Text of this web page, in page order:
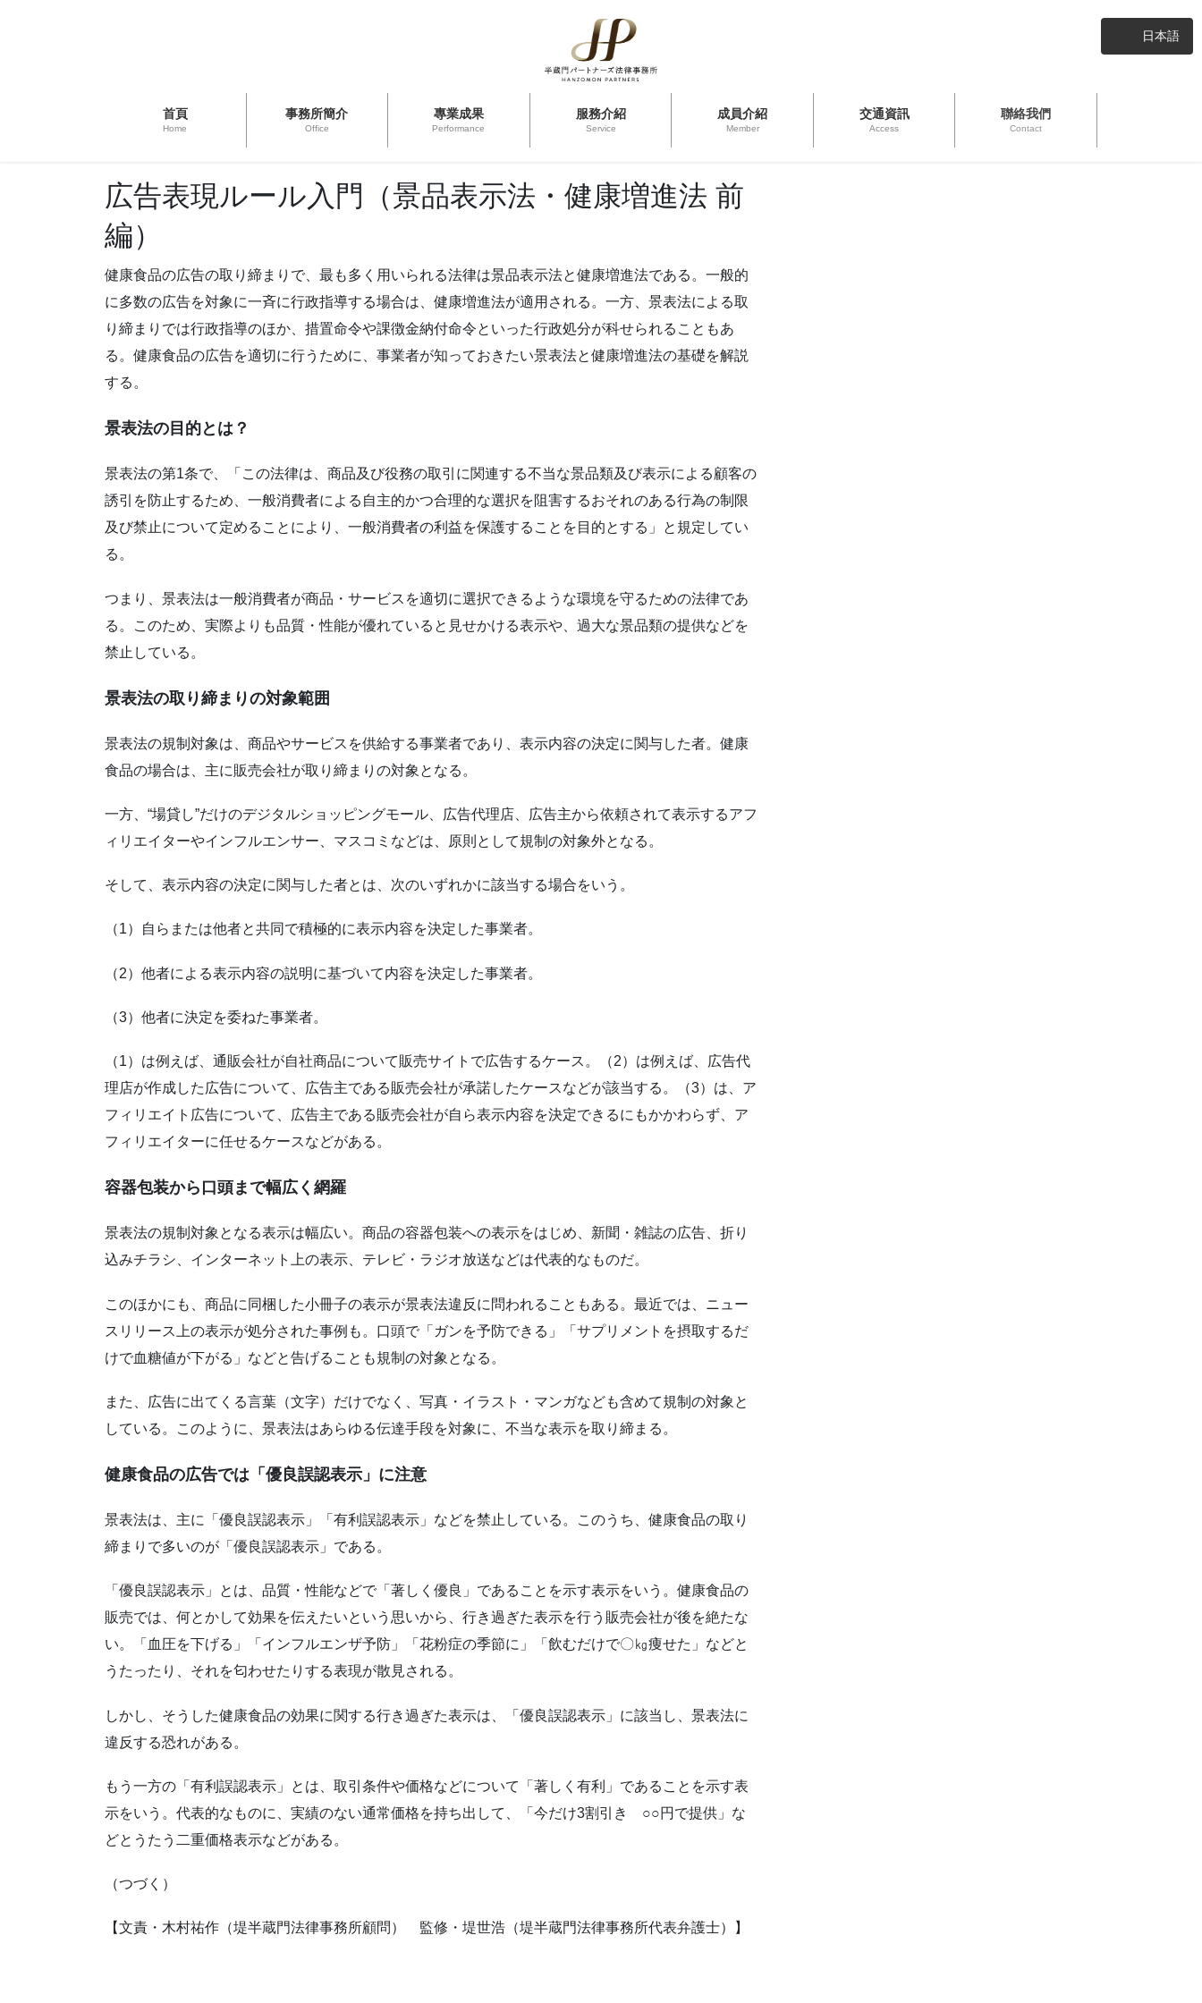
首頁
Home
事務所簡介
Office
專業成果
Performance
服務介紹
Service
成員介紹
Member
交通資訊
Access
聯絡我們
Contact
広告表現ルール入門（景品表示法・健康増進法 前
編）
健康食品の広告の取り締まりで、最も多く用いられる法律は景品表示法と健康増進法である。一般的
に多数の広告を対象に一斉に行政指導する場合は、健康増進法が適用される。一方、景表法による取
り締まりでは行政指導のほか、措置命令や課徴金納付命令といった行政処分が科せられることもあ
る。健康食品の広告を適切に行うために、事業者が知っておきたい景表法と健康増進法の基礎を解説
する。
景表法の目的とは？
景表法の第1条で、「この法律は、商品及び役務の取引に関連する不当な景品類及び表示による顧客の
誘引を防止するため、一般消費者による自主的かつ合理的な選択を阻害するおそれのある行為の制限
及び禁止について定めることにより、一般消費者の利益を保護することを目的とする」と規定してい
る。
つまり、景表法は一般消費者が商品・サービスを適切に選択できるような環境を守るための法律であ
る。このため、実際よりも品質・性能が優れていると見せかける表示や、過大な景品類の提供などを
禁止している。
景表法の取り締まりの対象範囲
景表法の規制対象は、商品やサービスを供給する事業者であり、表示内容の決定に関与した者。健康
食品の場合は、主に販売会社が取り締まりの対象となる。
一方、“場貸し”だけのデジタルショッピングモール、広告代理店、広告主から依頼されて表示するアフ
ィリエイターやインフルエンサー、マスコミなどは、原則として規制の対象外となる。
そして、表示内容の決定に関与した者とは、次のいずれかに該当する場合をいう。
（1）自らまたは他者と共同で積極的に表示内容を決定した事業者。
（2）他者による表示内容の説明に基づいて内容を決定した事業者。
（3）他者に決定を委ねた事業者。
（1）は例えば、通販会社が自社商品について販売サイトで広告するケース。（2）は例えば、広告代
理店が作成した広告について、広告主である販売会社が承諾したケースなどが該当する。（3）は、ア
フィリエイト広告について、広告主である販売会社が自ら表示内容を決定できるにもかかわらず、ア
フィリエイターに任せるケースなどがある。
容器包装から口頭まで幅広く網羅
景表法の規制対象となる表示は幅広い。商品の容器包装への表示をはじめ、新聞・雑誌の広告、折り
込みチラシ、インターネット上の表示、テレビ・ラジオ放送などは代表的なものだ。
このほかにも、商品に同梱した小冊子の表示が景表法違反に問われることもある。最近では、ニュー
スリリース上の表示が処分された事例も。口頭で「ガンを予防できる」「サプリメントを摂取するだ
けで血糖値が下がる」などと告げることも規制の対象となる。
また、広告に出てくる言葉（文字）だけでなく、写真・イラスト・マンガなども含めて規制の対象と
している。このように、景表法はあらゆる伝達手段を対象に、不当な表示を取り締まる。
健康食品の広告では「優良誤認表示」に注意
景表法は、主に「優良誤認表示」「有利誤認表示」などを禁止している。このうち、健康食品の取り
締まりで多いのが「優良誤認表示」である。
「優良誤認表示」とは、品質・性能などで「著しく優良」であることを示す表示をいう。健康食品の
販売では、何とかして効果を伝えたいという思いから、行き過ぎた表示を行う販売会社が後を絶たな
い。「血圧を下げる」「インフルエンザ予防」「花粉症の季節に」「飲むだけで〇㎏痩せた」などと
うたったり、それを匂わせたりする表現が散見される。
しかし、そうした健康食品の効果に関する行き過ぎた表示は、「優良誤認表示」に該当し、景表法に
違反する恐れがある。
もう一方の「有利誤認表示」とは、取引条件や価格などについて「著しく有利」であることを示す表
示をいう。代表的なものに、実績のない通常価格を持ち出して、「今だけ3割引き ○○円で提供」な
どとうたう二重価格表示などがある。
（つづく）
【文責・木村祐作（堤半蔵門法律事務所顧問） 監修・堤世浩（堤半蔵門法律事務所代表弁護士）】
日本語